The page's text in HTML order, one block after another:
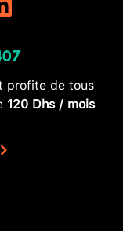
profite de tous
120 Dhs / mois